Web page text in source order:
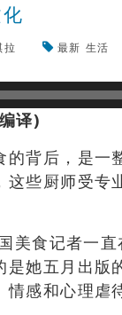
拉 最新 生活
译)
的背后，是
这些厨师受专
美食记者一
是她五月出版
感和心理虐